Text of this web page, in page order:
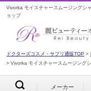
Vivorka モイスチャースムージングシ
ョップ
ドクターズコスメ・サプリ通販TOP
Vivorka モイスチャースムージング
メーカー